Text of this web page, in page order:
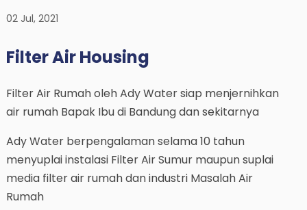
02 Jul, 2021
Filter Air Housing
Filter Air Rumah oleh Ady Water siap menjernihkan
air rumah Bapak Ibu di Bandung dan sekitarnya
Ady Water berpengalaman selama 10 tahun
menyuplai instalasi Filter Air Sumur maupun suplai
media filter air rumah dan industri Masalah Air
Rumah